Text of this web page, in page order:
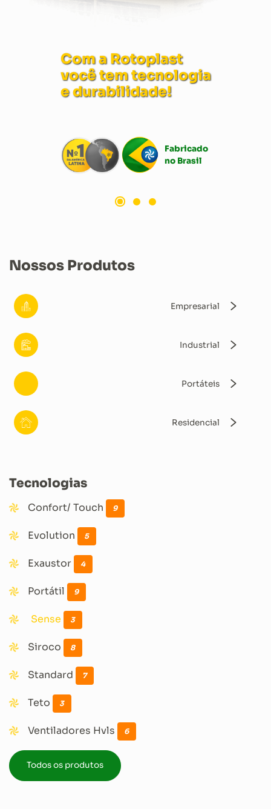
Com a Rotoplast
é bom para a
e para sua
Nossos Produtos
Empresarial
Industrial
Portáteis
Residencial
Tecnologias
Confort/ Touch 9
Evolution 5
Exaustor 4
Portátil 9
Sense 3
Siroco 8
Standard 7
Teto 3
Ventiladores Hvls 6
Todos os produtos